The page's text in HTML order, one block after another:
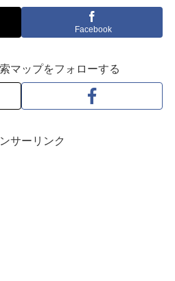
Facebook
マップをフォローする
サーリンク